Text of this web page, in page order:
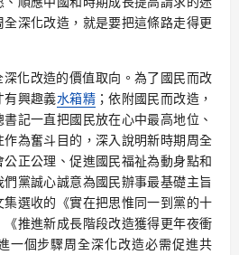
深化改造，就是要把這條路走得更
化改造的價值取向。為了國民而改
有興趣義水箱精；依附國民而改造，
記一直把國民放在心中最高地位、
為奮斗目的，深入說明新時期周全
正公理、促進國民福祉為動身點和
黨誠心誠意為國民辦事最基礎主旨
選收的《實在把思惟同一到黨的十
推進新成長階段改造獲得更年夜衝
一個步驟周全深化改造必需促進共